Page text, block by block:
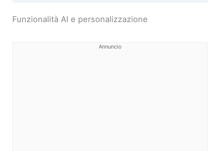
Funzionalità AI e personalizzazione
Annuncio